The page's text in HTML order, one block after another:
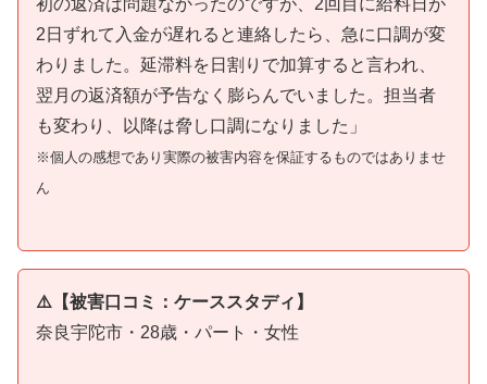
2日ずれて入金が遅れると連絡したら、急に口調が変
わりました。延滞料を日割りで加算すると言われ、
翌月の返済額が予告なく膨らんでいました。担当者
も変わり、以降は脅し口調になりました」
※個人の感想であり実際の被害内容を保証するものではありませ
ん
⚠️【被害口コミ：ケーススタディ】
奈良宇陀市・28歳・パート・女性